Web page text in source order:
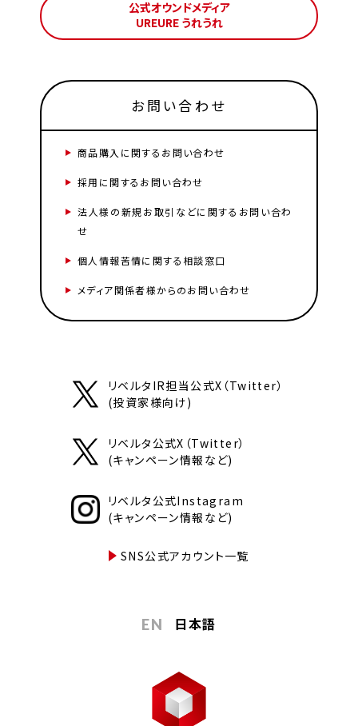
公式オウンドメディア
UREURE うれうれ
お問い合わせ
商品購入に関するお問い合わせ
採用に関するお問い合わせ
法人様の新規お取引などに関するお問い合わ
せ
個人情報苦情に関する相談窓口
メディア関係者様からのお問い合わせ
リベルタIR担当公式X（Twitter）
(投資家様向け)
リベルタ公式X（Twitter）
(キャンペーン情報など)
リベルタ公式Instagram
(キャンペーン情報など)
SNS公式アカウント一覧
EN 日本語